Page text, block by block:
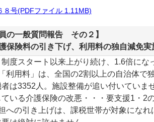
８号(PDFファイル 1.11MB)
の一般質問報告 その２】
保険料の引き下げ、利用料の独自減免実
度スタート以来上がり続け、1.6倍にな
用料」は、全国の2割以上の自治体で
は3352人。施設整備が追い付いていま
いる介護保険の改悪・・・要支援1・2
への引き上げは、課税世帯が対象にな